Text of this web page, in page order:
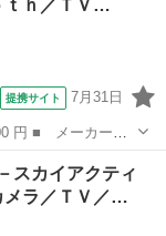
ｔｈ／ＴＶ…
提携サイト 7月31日
名： ＸＤ Ｌパ
ＴＶ／ＳＣＢＳ追
スカイアクティ
ラ／ＴＶ／…